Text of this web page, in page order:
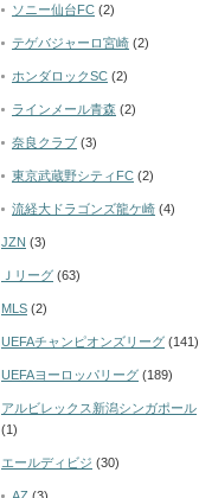
ソニー仙台FC (2)
テゲバジャーロ宮崎 (2)
ホンダロックSC (2)
ラインメール青森 (2)
奈良クラブ (3)
東京武蔵野シティFC (2)
流経大ドラゴンズ龍ケ崎 (4)
JZN (3)
Ｊリーグ (63)
MLS (2)
UEFAチャンピオンズリーグ (141)
UEFAヨーロッパリーグ (189)
アルビレックス新潟シンガポール
(1)
エールディビジ (30)